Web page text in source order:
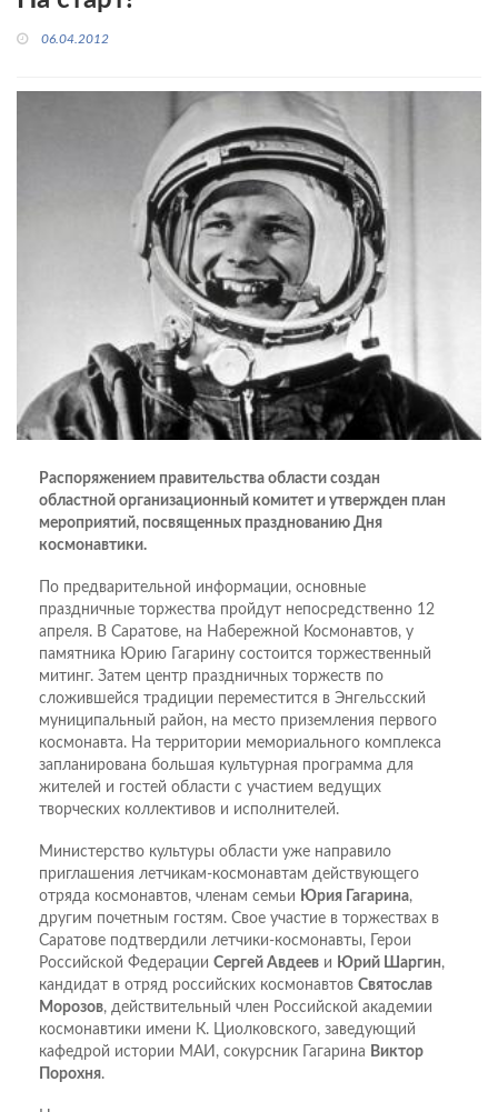
06.04.2012
Распоряжением правительства области создан
областной организационный комитет и утвержден план
мероприятий, посвященных празднованию Дня
космонавтики.
По предварительной информации, основные
праздничные торжества пройдут непосредственно 12
апреля. В Саратове, на Набережной Космонавтов, у
памятника Юрию Гагарину состоится торжественный
митинг. Затем центр праздничных торжеств по
сложившейся традиции переместится в Энгельсский
муниципальный район, на место приземления первого
космонавта. На территории мемориального комплекса
запланирована большая культурная программа для
жителей и гостей области с участием ведущих
творческих коллективов и исполнителей.
Министерство культуры области уже направило
приглашения летчикам-космонавтам действующего
отряда космонавтов, членам семьи Юрия Гагарина,
другим почетным гостям. Свое участие в торжествах в
Саратове подтвердили летчики-космонавты, Герои
Российской Федерации Сергей Авдеев и Юрий Шаргин,
кандидат в отряд российских космонавтов Святослав
Морозов, действительный член Российской академии
космонавтики имени К. Циолковского, заведующий
кафедрой истории МАИ, сокурсник Гагарина Виктор
Порохня.